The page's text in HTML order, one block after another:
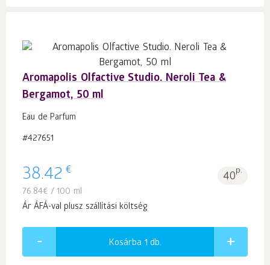
Aromapolis Olfactive Studio. Neroli Tea &
Bergamot, 50 ml
Eau de Parfum
#427651
38.42 € 40p.
76.84€ / 100 ml
Ár ÁFÁ-val plusz szállítási költség
Kosárba 1 db.